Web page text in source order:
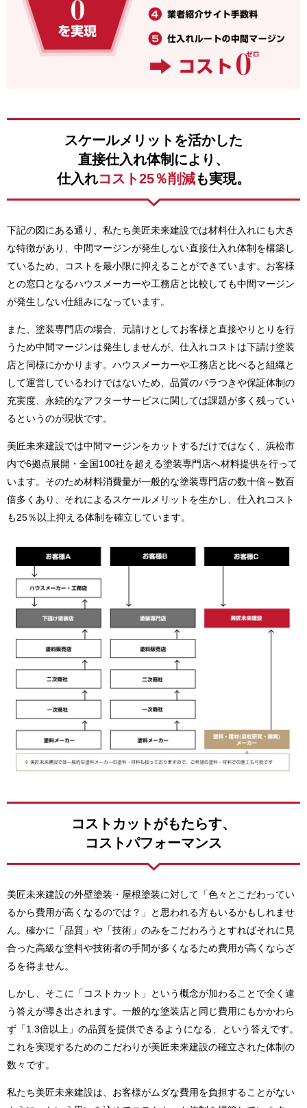
スケールメリットを活かした
直接仕入れ体制により、
仕入れコスト25％削減も実現。
下記の図にある通り、私たち美匠未来建設では材料仕入れにも大き
な特徴があり、中間マージンが発生しない直接仕入れ体制を構築し
ているため、コストを最小限に抑えることができています。お客様
との窓口となるハウスメーカーや工務店と比較しても中間マージン
が発生しない仕組みになっています。
また、塗装専門店の場合、元請けとしてお客様と直接やりとりを行
うため中間マージンは発生しませんが、仕入れコストは下請け塗装
店と同様にかかります。ハウスメーカーや工務店と比べると組織と
して運営しているわけではないため、品質のバラつきや保証体制の
充実度、永続的なアフターサービスに関しては課題が多く残ってい
るというのが現状です。
美匠未来建設では中間マージンをカットするだけではなく、浜松市
内で6拠点展開・全国100社を超える塗装専門店へ材料提供を行って
います。そのため材料消費量が一般的な塗装専門店の数十倍～数百
倍多くあり、それによるスケールメリットを生かし、仕入れコスト
も25％以上抑える体制を確立しています。
コストカットがもたらす、
コストパフォーマンス
美匠未来建設の外壁塗装・屋根塗装に対して「色々とこだわってい
るから費用が高くなるのでは？」と思われる方もいるかもしれませ
ん。確かに「品質」や「技術」のみをこだわろうとすればそれに見
合った高級な塗料や技術者の手間が多くなるため費用が高くならざ
るを得ません。
しかし、そこに「コストカット」という概念が加わることで全く違
う答えが導き出されます。一般的な塗装店と同じ費用にもかかわら
ず「1.3倍以上」の品質を提供できるようになる、という答えです。
これを実現するためのこだわりが美匠未来建設の確立された体制の
数々です。
私たち美匠未来建設は、お客様がムダな費用を負担することがない